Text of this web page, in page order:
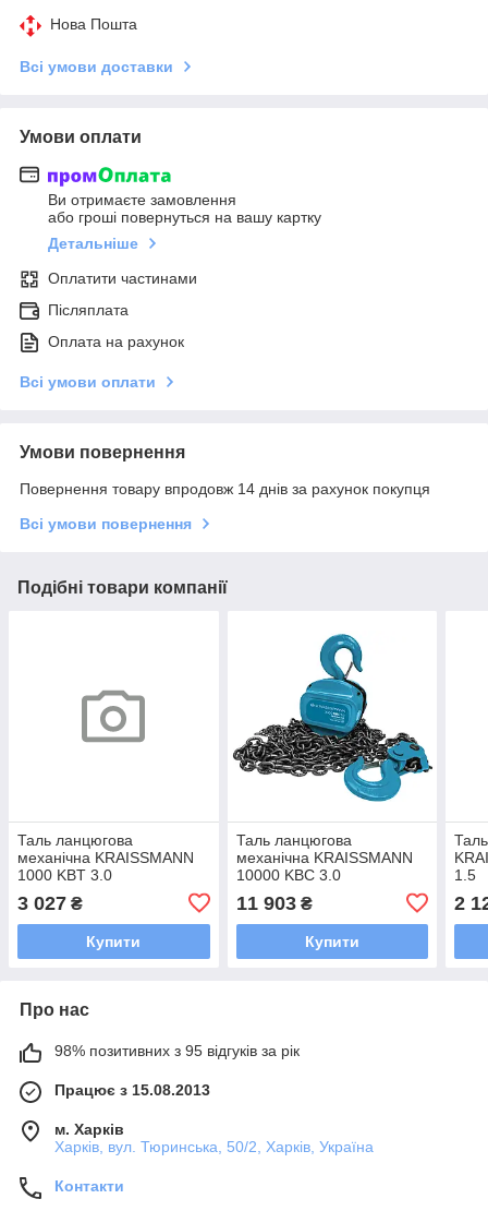
Нова Пошта
Всі умови доставки
Умови оплати
Ви отримаєте замовлення
або гроші повернуться на вашу картку
Детальніше
Оплатити частинами
Післяплата
Оплата на рахунок
Всі умови оплати
Умови повернення
Повернення товару впродовж 14 днів за рахунок покупця
Всі умови повернення
Подібні товари компанії
Таль ланцюгова
механічна KRAISSMANN
1000 KBT 3.0
3 027 ₴
Купити
Таль ланцюгова
механічна KRAISSMANN
10000 KBC 3.0
11 903₴
Купити
1.5
2
Про нас
98% позитивних з 95 відгуків за рік
Працює з 15.08.2013
м. Харків
Харків, вул. Тюринська, 50/2, Харків, Україна
Контакти